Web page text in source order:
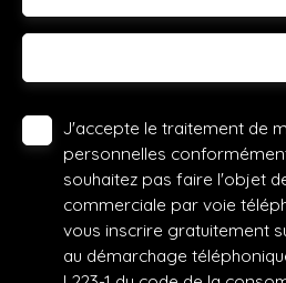
J'accepte le traitement de
personnelles
souhaitez pas faire l'objet
commerciale par voie
vous inscrire gratuitement
au démarchage